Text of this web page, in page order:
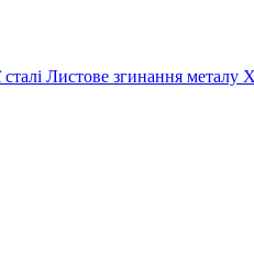
Листове згинання металу